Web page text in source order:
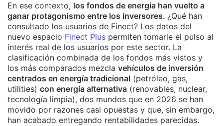
En ese contexto, los fondos de energía han vuelto a
ganar protagonismo entre los inversores. ¿Qué han
consultado los usuarios de Finect? Los datos del
nuevo espacio Finect Plus permiten tomarle el pulso al
interés real de los usuarios por este sector. La
clasificación combinada de los fondos más vistos y
los más comparados mezcla vehículos de inversión
centrados en energía tradicional (petróleo, gas,
utilities) con energía alternativa (renovables, nuclear,
tecnología limpia), dos mundos que en 2026 se han
movido por razones casi opuestas y que, sin embargo,
han acabado entregando rentabilidades parecidas.